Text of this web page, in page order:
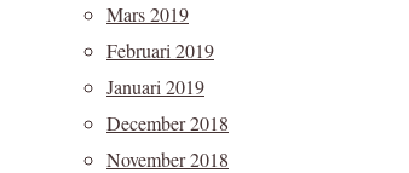
Mars 2019
Februari 2019
Januari 2019
December 2018
November 2018